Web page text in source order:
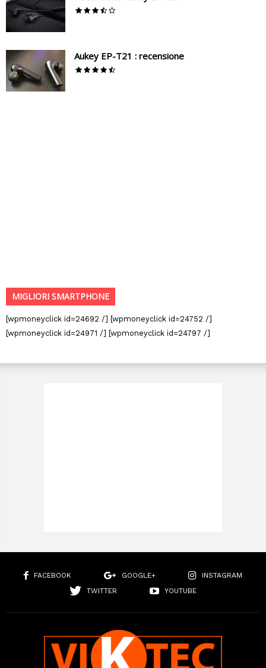
Aukey EP-T21 : recensione
MIGLIORI SMARTPHONE
[wpmoneyclick id=24692 /] [wpmoneyclick id=24752 /]
[wpmoneyclick id=24971 /] [wpmoneyclick id=24797 /]
FACEBOOK GOOGLE+
INSTAGRAM
TWITTER
YOUTUBE